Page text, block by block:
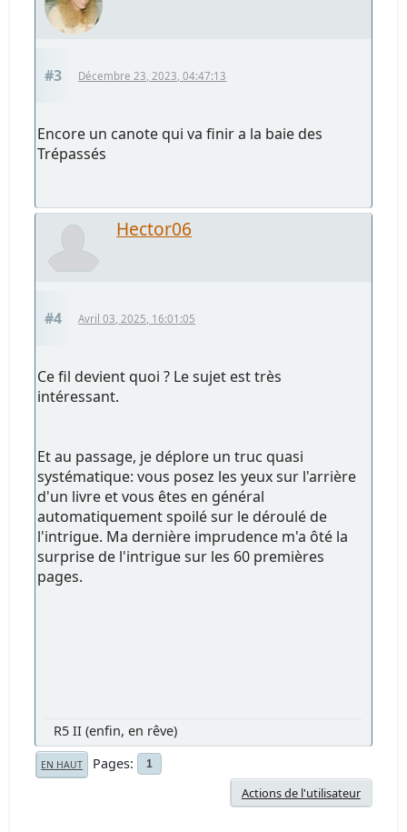
#3 Décembre 23, 2023, 04:47:13
Encore un canote qui va finir a la baie des
Trépassés
Hector06
#4 Avril 03, 2025, 16:01:05
Ce fil devient quoi ? Le sujet est très
intéressant.
Et au passage, je déplore un truc quasi
systématique: vous posez les yeux sur l'arrière
d'un livre et vous êtes en général
automatiquement spoilé sur le déroulé de
l'intrigue. Ma dernière imprudence m'a ôté la
surprise de l'intrigue sur les 60 premières
pages.
R5 II (enfin, en rêve)
EN HAUT Pages 1
Actions de l'utilisateur